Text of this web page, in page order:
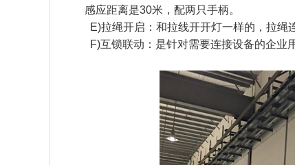
感应距离是30米，配两只手柄。
E)拉绳开启：和拉线开开灯一样的，拉绳
F)互锁联动：是针对需要连接设备的企业